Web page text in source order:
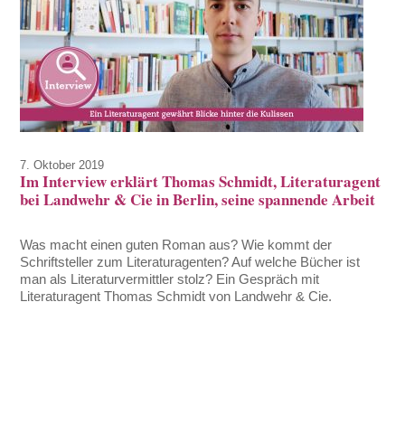
7. Oktober 2019
Im Interview erklärt Thomas Schmidt, Literaturagent
bei Landwehr & Cie in Berlin, seine spannende Arbeit
Was macht einen guten Roman aus? Wie kommt der
Schriftsteller zum Literaturagenten? Auf welche Bücher ist
man als Literaturvermittler stolz? Ein Gespräch mit
Literaturagent Thomas Schmidt von Landwehr & Cie.